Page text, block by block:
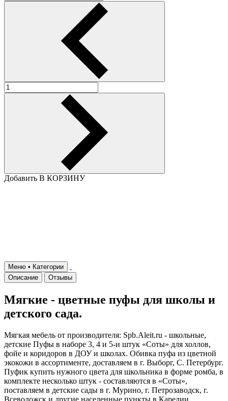
Добавить В КОРЗИНУ
Меню • Категории
Описание
Отзывы
Мягкие - цветные пуфы для школы и
детского сада.
Мягкая мебель от производителя: Spb.Aleit.ru - школьные,
детские Пуфы в наборе 3, 4 и 5-и штук «Соты» для холлов,
фойе и коридоров в ДОУ и школах. Обивка пуфа из цветной
экокожи в ассортименте, доставляем в г. Выборг, С. Петербург.
Пуфик купить нужного цвета для школьника в форме ромба, в
комплекте несколько штук - составляются в «Соты»,
поставляем в детские сады в г. Мурино, г. Петрозаводск, г.
Всеволожск и другие населенные пункты в Карелии,